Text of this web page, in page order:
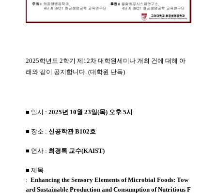
2025학년도 2학기 제12차 대학원세미나 개최 건에 대해 아
래와 같이 공지합니다. (대학원 단독)
■ 일시 : 2025년 10월 23일(목) 오후 5시
■ 장소 : 신공학관 B102호
■ 연사 : 최경록 교수(KAIST)
■ 제목
: Enhancing the Sensory Elements of Microbial Foods: Tow
ard Sustainable Production and Consumption of Nutritious F